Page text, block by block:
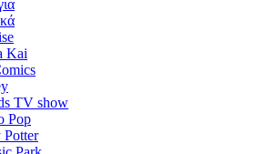
Kai
TV show
Pop
Potter